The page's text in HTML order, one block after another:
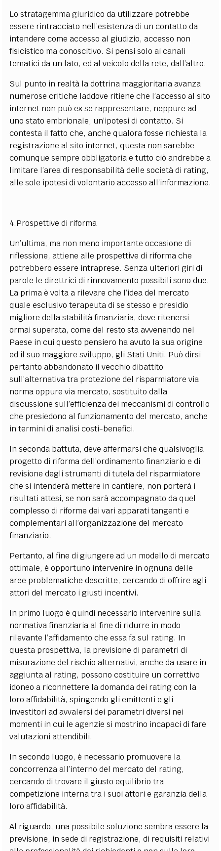
Lo stratagemma giuridico da utilizzare potrebbe
essere rintracciato nell’esistenza di un contatto da
intendere come accesso al giudizio, accesso non
fisicistico ma conoscitivo. Si pensi solo ai canali
tematici da un lato, ed al veicolo della rete, dall’altro.
Sul punto in realtà la dottrina maggioritaria avanza
numerose critiche laddove ritiene che l’accesso al sito
internet non può ex se rappresentare, neppure ad
uno stato embrionale, un’ipotesi di contatto. Si
contesta il fatto che, anche qualora fosse richiesta la
registrazione al sito internet, questa non sarebbe
comunque sempre obbligatoria e tutto ciò andrebbe a
limitare l’area di responsabilità delle società di rating,
alle sole ipotesi di volontario accesso all’informazione.
4.Prospettive di riforma
Un’ultima, ma non meno importante occasione di
riflessione, attiene alle prospettive di riforma che
potrebbero essere intraprese. Senza ulteriori giri di
parole le direttrici di rinnovamento possibili sono due.
La prima è volta a rilevare che l’idea del mercato
quale esclusivo terapeuta di se stesso e presidio
migliore della stabilità finanziaria, deve ritenersi
ormai superata, come del resto sta avvenendo nel
Paese in cui questo pensiero ha avuto la sua origine
ed il suo maggiore sviluppo, gli Stati Uniti. Può dirsi
pertanto abbandonato il vecchio dibattito
sull’alternativa tra protezione del risparmiatore via
norma oppure via mercato, sostituito dalla
discussione sull’efficienza dei meccanismi di controllo
che presiedono al funzionamento del mercato, anche
in termini di analisi costi-benefici.
In seconda battuta, deve affermarsi che qualsivoglia
progetto di riforma dell’ordinamento finanziario e di
revisione degli strumenti di tutela del risparmiatore
che si intenderà mettere in cantiere, non porterà i
risultati attesi, se non sarà accompagnato da quel
complesso di riforme dei vari apparati tangenti e
complementari all’organizzazione del mercato
finanziario.
Pertanto, al fine di giungere ad un modello di mercato
ottimale, è opportuno intervenire in ognuna delle
aree problematiche descritte, cercando di offrire agli
attori del mercato i giusti incentivi.
In primo luogo è quindi necessario intervenire sulla
normativa finanziaria al fine di ridurre in modo
rilevante l’affidamento che essa fa sul rating. In
questa prospettiva, la previsione di parametri di
misurazione del rischio alternativi, anche da usare in
aggiunta al rating, possono costituire un correttivo
idoneo a riconnettere la domanda dei rating con la
loro affidabilità, spingendo gli emittenti e gli
investitori ad avvalersi dei parametri diversi nei
momenti in cui le agenzie si mostrino incapaci di fare
valutazioni attendibili.
In secondo luogo, è necessario promuovere la
concorrenza all’interno del mercato del rating,
cercando di trovare il giusto equilibrio tra
competizione interna tra i suoi attori e garanzia della
loro affidabilità.
Al riguardo, una possibile soluzione sembra essere la
previsione, in sede di registrazione, di requisiti relativi